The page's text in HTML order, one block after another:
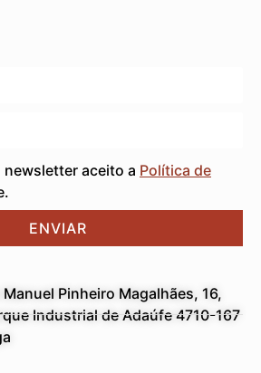
newsletter aceito a Política de
ENVIAR
Manuel Pinheiro Magalhães, 16,
Industrial de Adaúfe 4710-167